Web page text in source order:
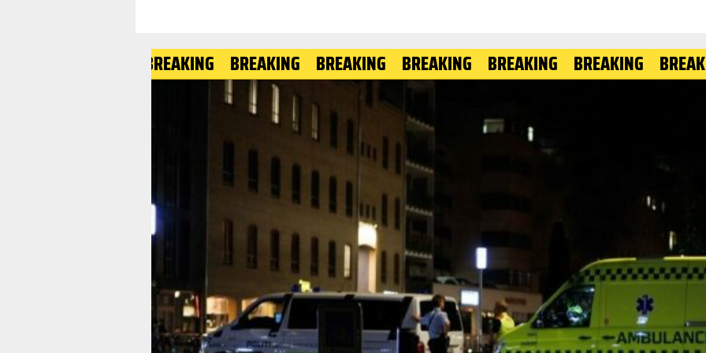
BREAKING BREAKING BREAKING BREAKING BREAKING BREAKING BREAKING